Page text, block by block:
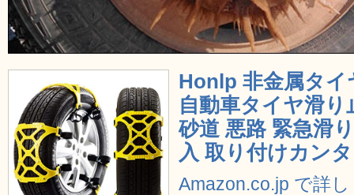
Honlp 非金属タイ
自動車タイヤ滑
砂道 悪路 緊急滑
入 取り付けカン
Amazon.co.jp で詳